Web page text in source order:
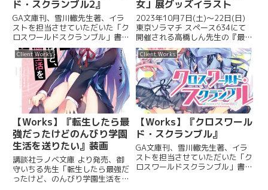
ド・スクランブル2』
GA文庫刊、雪川轍先生著、イラ
ストを担当させていただいた「ク
ロスワールドスクランブル」書
影・イラストです。 表紙 表紙タ
イトルなし カラー挿絵 カラー挿
絵 カラー挿絵 本文挿絵 本文挿絵
【クライアント】SBクリエイテ
ィブ株式会社【ジャンル...
女」展グッズイラスト
2023年10月7日(土)〜22日(日)
東京ソラマチ スペース634にて
開催される高橋しん先生の『最終
兵器彼女』原画展で販売されるグ
ッズのSDキャラクターを描かせ
ていただきました。 大好きな作
品のご縁を頂けて光栄でした。ご
興味ある方はご来...
Client Works
【Works】『転生したら最
強だったけどのんびり学園
生活を送りたい』装画
講談社ラノベ文庫 より発売、御
守いちる先生「転生したら最強だ
ったけど、のんびり学園生活をお
Client Works
【Works】『クロスワール
ド・スクランブル』
GA文庫刊、雪川轍先生著、イラ
ストを担当させていただいた「ク
ロスワールドスクランブル」書